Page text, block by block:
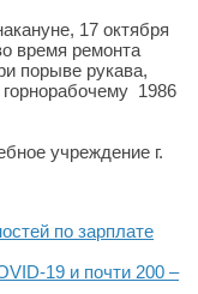
17 октября
время ремонта
порыве рукава,
1986
учреждение г.
по зарплате
19 и почти 200 –